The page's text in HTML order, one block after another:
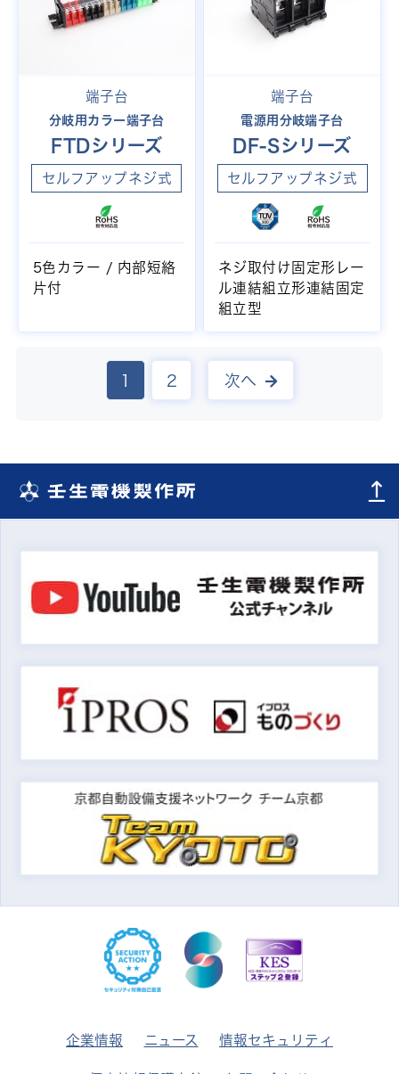
端子台
分岐用カラー端子台
FTDシリーズ
セルフアップネジ式
5色カラー / 内部短絡
片付
端子台
電源用分岐端子台
DF-Sシリーズ
セルフアップネジ式
ネジ取付け固定形レー
ル連結組立形連結固定
組立型
1 2 次へ
企業情報 ニュース 情報セキュリティ